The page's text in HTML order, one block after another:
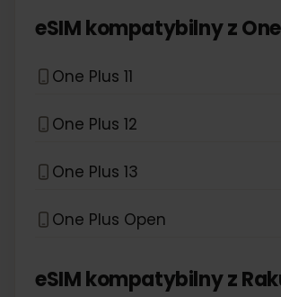
eSIM kompatybilny z
One Plus 11
One Plus 12
One Plus 13
One Plus Open
eSIM kompatybilny z